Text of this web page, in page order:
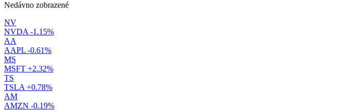
Nedávno zobrazené
NV
NVDA -1.15%
AA
AAPL -0.61%
MS
MSFT +2.32%
TS
TSLA +0.78%
AM
AMZN -0.19%